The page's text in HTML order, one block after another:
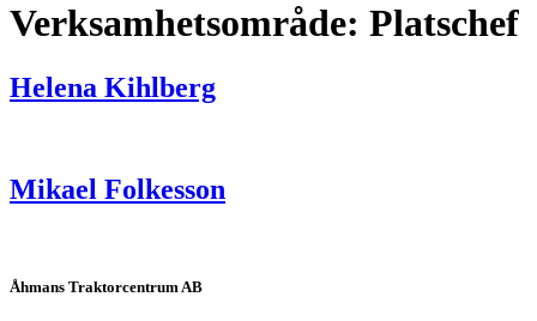
Verksamhetsområde: Platschef
Helena Kihlberg
Mikael Folkesson
Åhmans Traktorcentrum AB